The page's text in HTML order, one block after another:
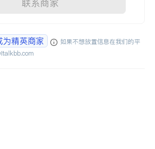
联系商家
为精英商家
如果不想放置信息在我们的平